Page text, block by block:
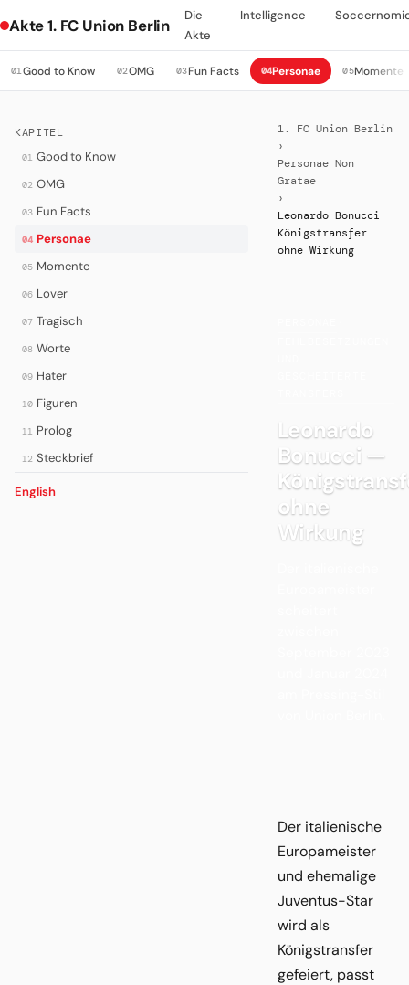
Akte 1. FC Union Berlin
Die
Akte
Intelligence
01Good to Know 02OMG 03Fun Facts 04Personae 05Momente
KAPITEL
01 Good to Know
02 OMG
03 Fun Facts
04 Personae
05 Momente
06 Lover
07 Tragisch
08 Worte
09 Hater
10 Figuren
11 Prolog
12 Steckbrief
English
1. FC Union Berlin
›
Personae Non
Gratae
›
Leonardo Bonucci —
Königstransfer
ohne Wirkung
Leonardo
Bonucci —
ohne
Wirkung
Der italienische
Europameister
und ehemalige
Juventus-Star
wird als
Königstransfer
gefeiert, passt